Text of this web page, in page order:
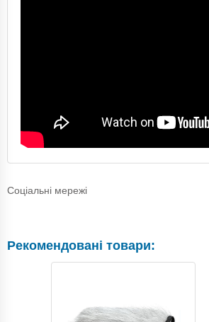
Соціальні мережі
Рекомендовані товари: